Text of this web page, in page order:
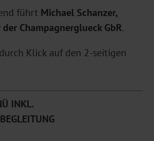
führt Michael Schanzer,
Champagnerglueck GbR.
Klick auf den 2-seitigen
INKL.